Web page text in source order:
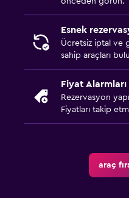
Esnek
Ücretsiz iptal ve
sahip araçları
Fiyat Alarmları
Rezervasyon
Fiyatları takip
araç